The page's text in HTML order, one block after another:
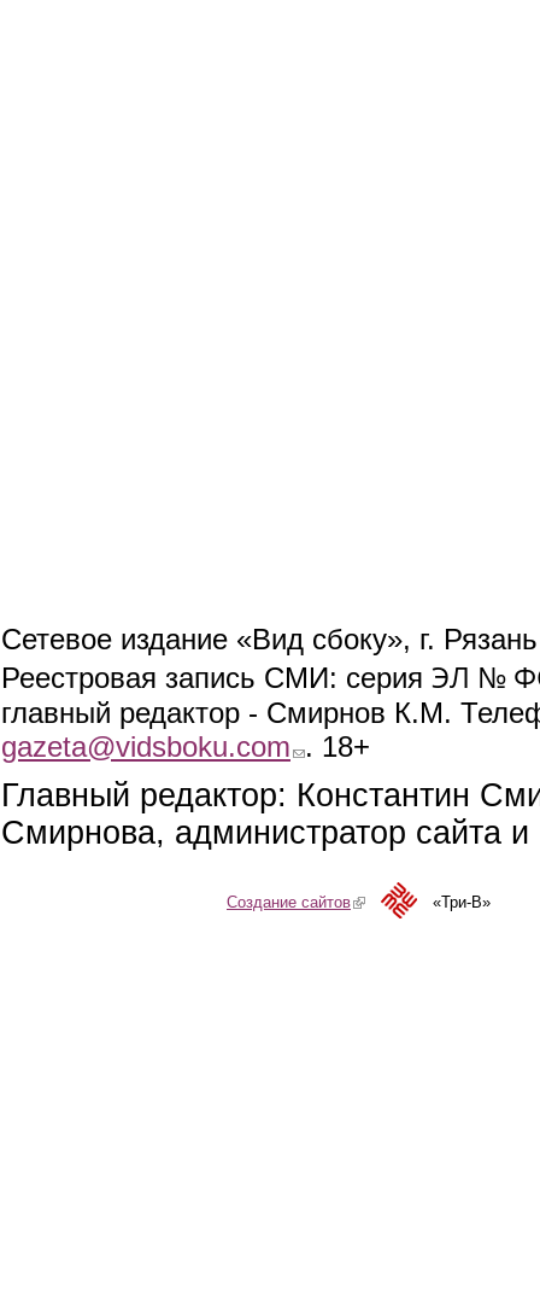
Сетевое издание «Вид сбоку», г.
Реестровая запись СМИ: серия ЭЛ №
главный редактор - Смирнов К.М.
gazeta@vidsboku.com (link sends e-mail)
. 18+
Главный редактор: Константин
Смирнова, администратор сайта
Создание сайтов(link is external)«Три-В»